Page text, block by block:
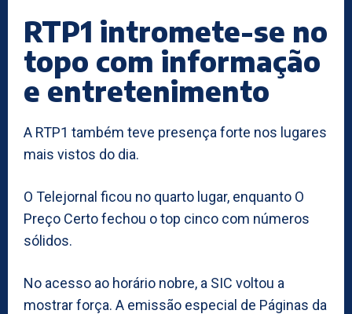
RTP1 intromete-se no
topo com informação
e entretenimento
A RTP1 também teve presença forte nos lugares
mais vistos do dia.
O Telejornal ficou no quarto lugar, enquanto O
Preço Certo fechou o top cinco com números
sólidos.
No acesso ao horário nobre, a SIC voltou a
mostrar força. A emissão especial de Páginas da